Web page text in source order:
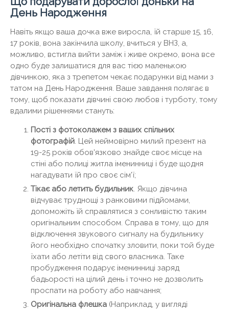
День Народження
Навіть якщо ваша дочка вже виросла, їй старше 15, 16,
17 років, вона закінчила школу, вчиться у ВНЗ, а,
можливо, встигла вийти заміж і живе окремо, вона все
одно буде залишатися для вас тією маленькою
дівчинкою, яка з трепетом чекає подарунки від мами з
татом на День Народження. Ваше завдання полягає в
тому, щоб показати дівчині свою любов і турботу, тому
вдалими рішеннями стануть:
Пості з фотоколажем з ваших спільних
фотографій . Цей неймовірно милий презент на
19-25 років обов'язково знайде своє місце на
стіні або полиці житла іменинниці і буде щодня
нагадувати їй про своє сім'ї;
Тікає або летить будильник . Якщо дівчина
відчуває труднощі з ранковими підйомами,
допоможіть їй справлятися з сонливістю таким
оригінальним способом. Справа в тому, що для
відключення звукового сигналу на будильнику
його необхідно спочатку зловити, поки той буде
їхати або летіти від свого власника. Таке
пробудження подарує іменинниці заряд
бадьорості на цілий день і точно не дозволить
проспати на роботу або навчання;
Оригінальна флешка (Наприклад, у вигляді